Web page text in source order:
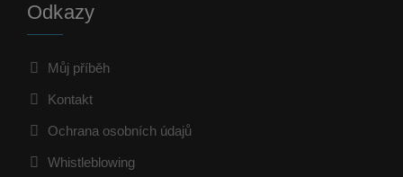
Odkazy
Můj příběh
Kontakt
Ochrana osobních údajů
Whistleblowing